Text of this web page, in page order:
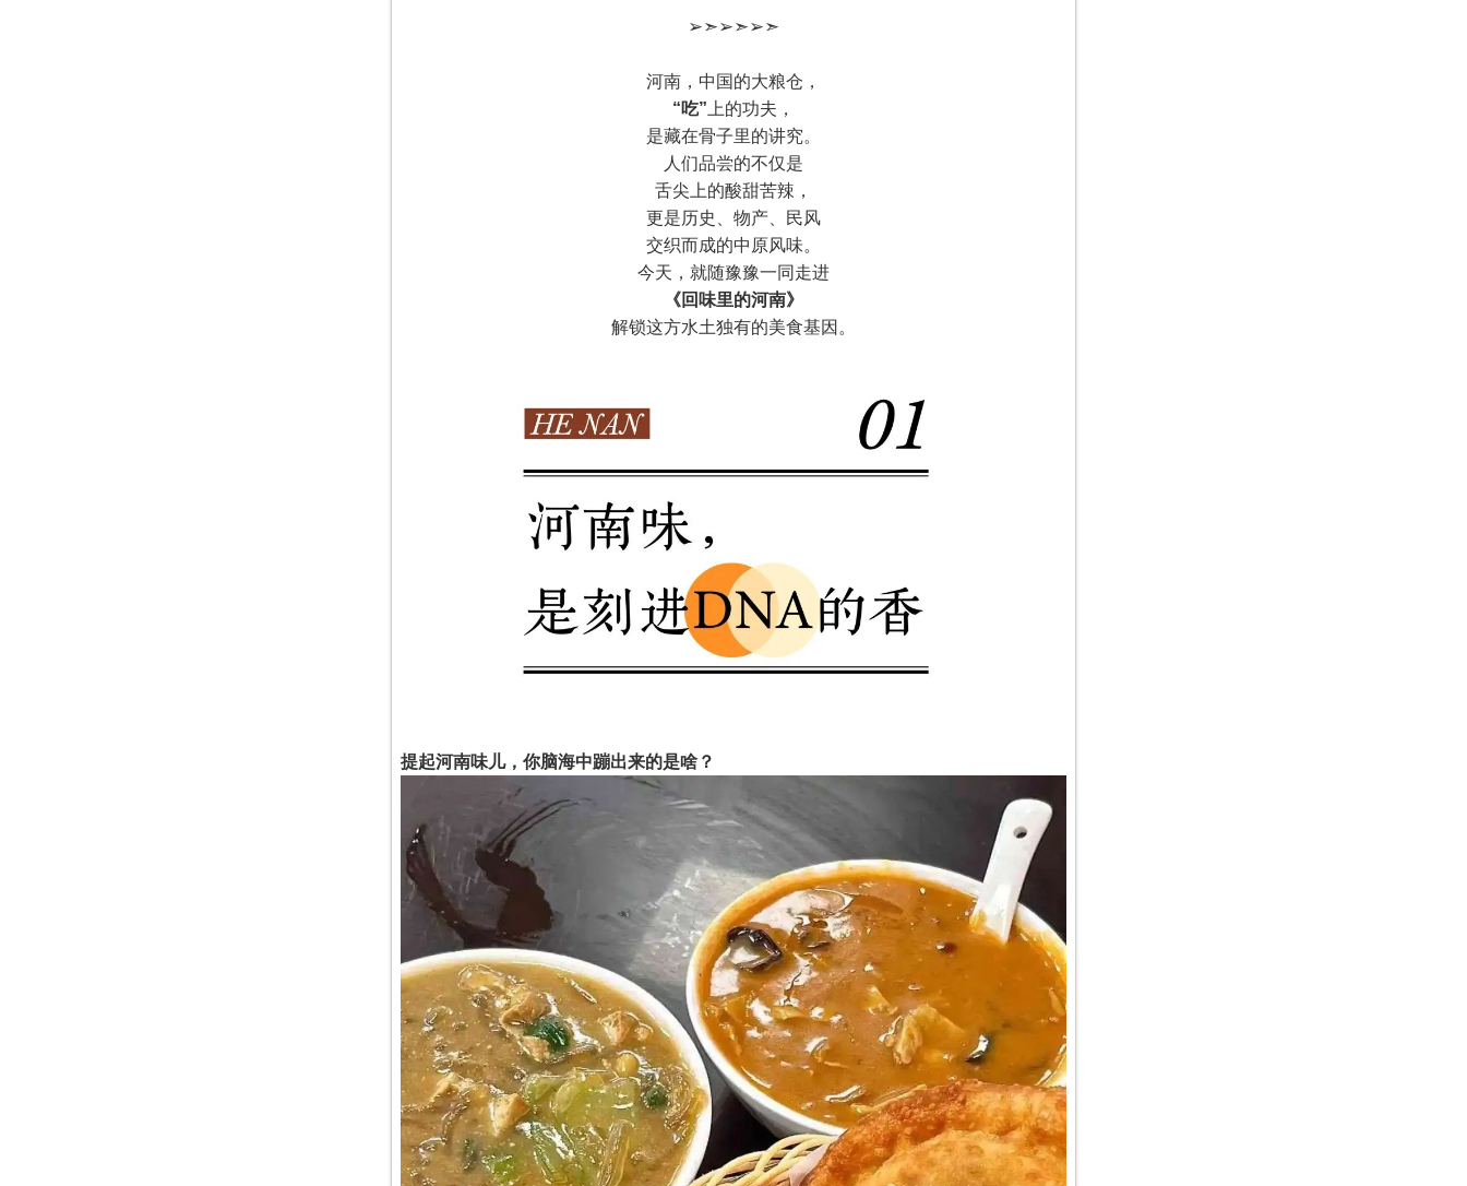
➢➣➢➣➢➣
河南，中国的大粮仓，
“吃” 上的功夫，
是藏在骨子里的讲究。
人们品尝的不仅是
舌尖上的酸甜苦辣，
更是历史、物产、民风
交织而成的中原风味。
今天，就随豫豫一同走进
《回味里的河南》
解锁这方水土独有的美食基因。
提起河南味儿，你脑海中蹦出来的是啥？